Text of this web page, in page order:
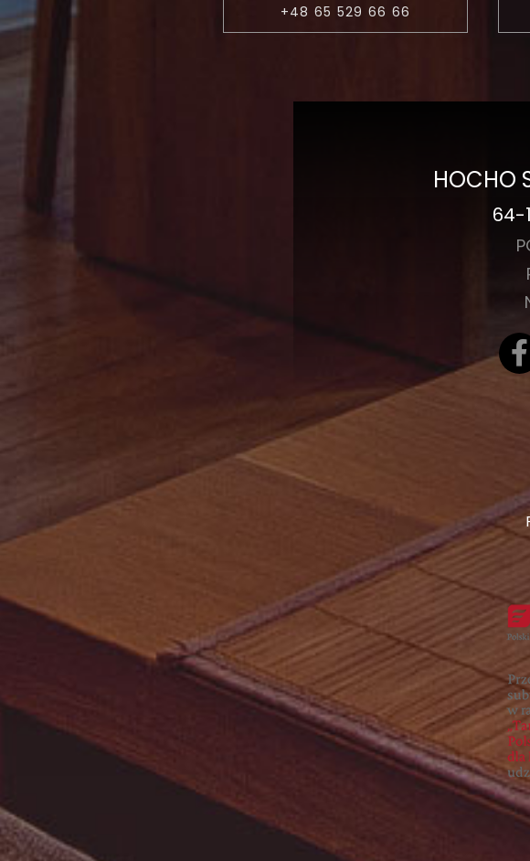
+48 65 529 66 66
HOCHO
64-